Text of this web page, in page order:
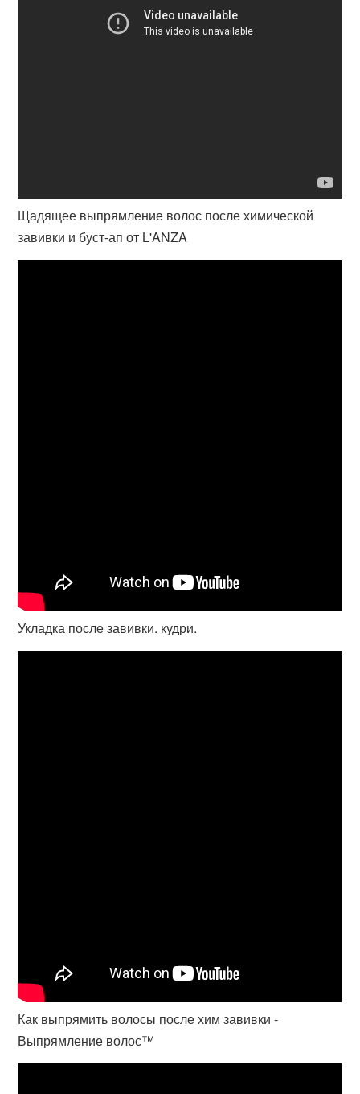
Щадящее выпрямление волос после химической
завивки и буст-ап от L'ANZA
Укладка после завивки. кудри.
Как выпрямить волосы после хим завивки -
Выпрямление волос™